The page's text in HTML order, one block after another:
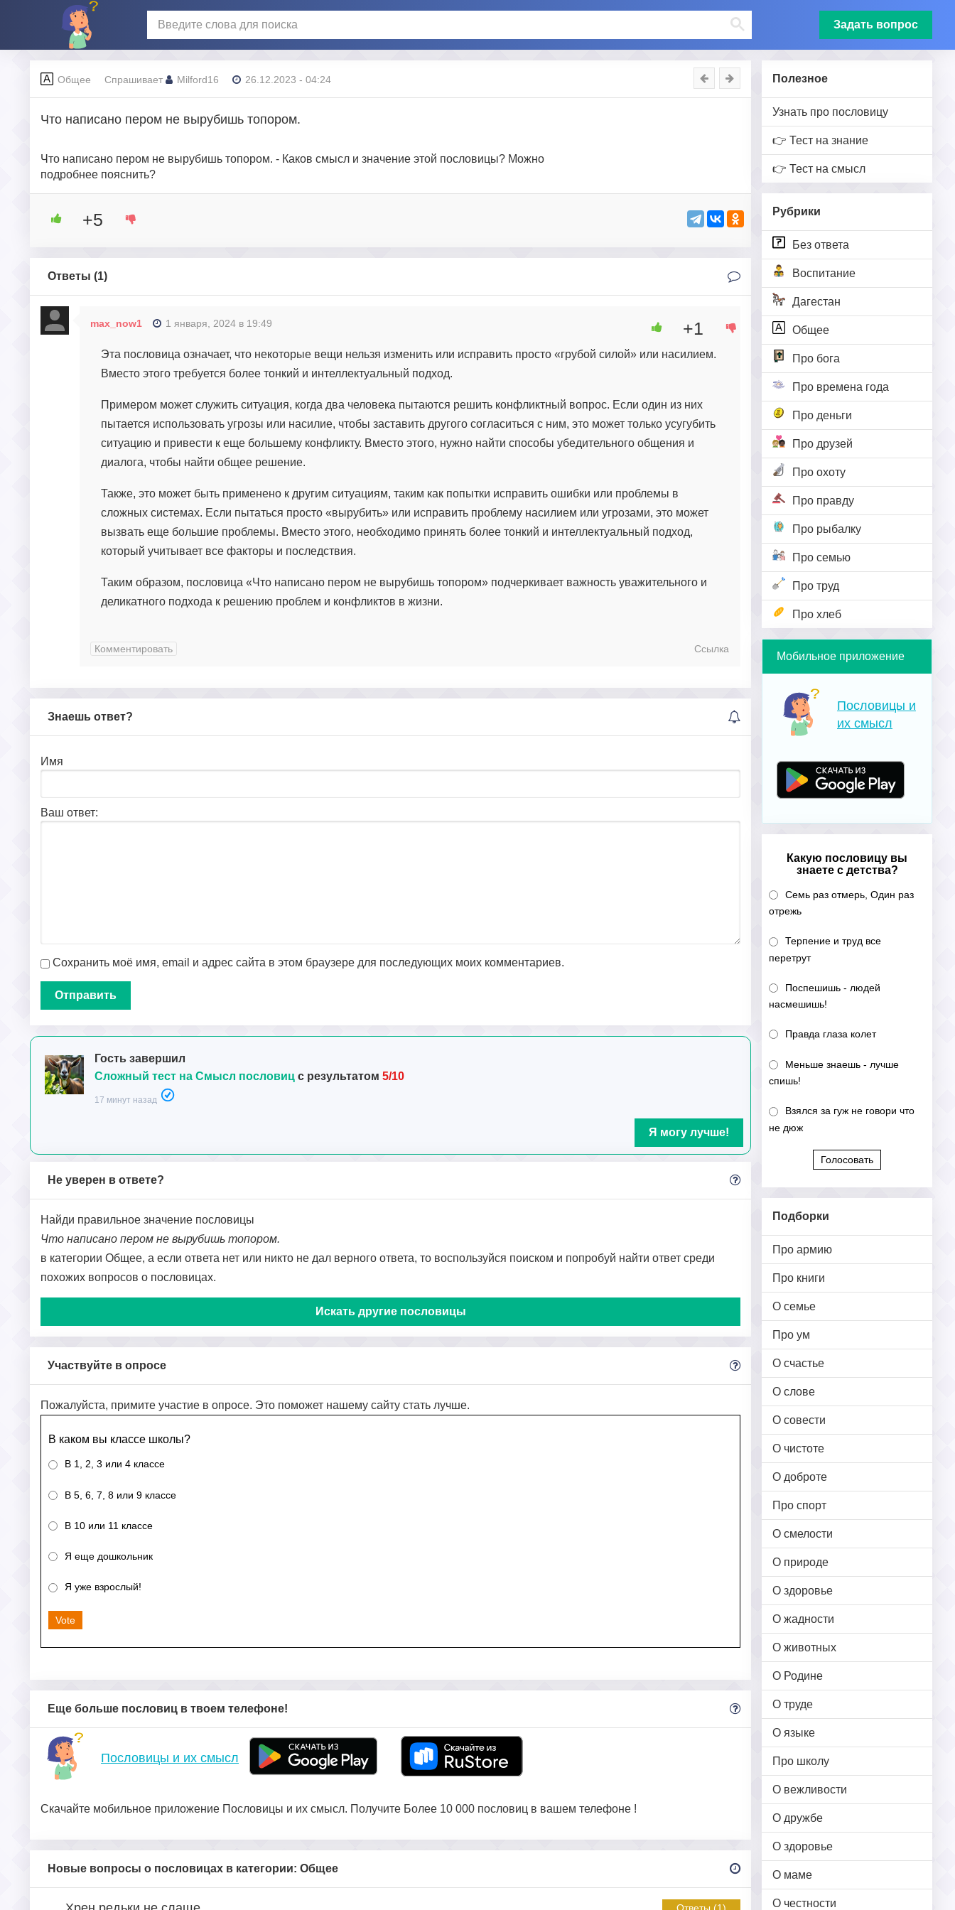
Задать вопрос
Полезное
Узнать про пословицу
👉 Тест на знание
👉 Тест на смысл
Рубрики
Без ответа
Воспитание
Дагестан
Общее
Про бога
Про времена года
Про деньги
Про друзей
Про охоту
Про правду
Про рыбалку
Про семью
Про труд
Про хлеб
Мобильное приложение
Пословицы и
их смысл
Какую пословицу вы
знаете с детства?
Семь раз отмерь, Один раз
отрежь
Терпение и труд все
перетрут
Поспешишь - людей
насмешишь!
Правда глаза колет
Меньше знаешь - лучше
спишь!
Взялся за гуж не говори что
не дюж
Голосовать
Подборки
Про армию
Про книги
О семье
Про ум
О счастье
О слове
О совести
О чистоте
О доброте
Про спорт
О смелости
О природе
О здоровье
О жадности
О животных
О Родине
О труде
О языке
Про школу
О вежливости
О дружбе
О здоровье
О маме
О честности
Общее Спрашивает Milford16 26.12.2023 - 04:24
Что написано пером не вырубишь топором.
Что написано пером не вырубишь топором. - Каков смысл и значение этой пословицы? Можно
подробнее пояснить?
+5
Ответы (1)
max_now1 1 января, 2024 в 19:49
Эта пословица означает, что некоторые вещи нельзя изменить или исправить просто «грубой силой» или насилием.
Вместо этого требуется более тонкий и интеллектуальный подход.
Примером может служить ситуация, когда два человека пытаются решить конфликтный вопрос. Если один из них
пытается использовать угрозы или насилие, чтобы заставить другого согласиться с ним, это может только усугубить
ситуацию и привести к еще большему конфликту. Вместо этого, нужно найти способы убедительного общения и
диалога, чтобы найти общее решение.
Также, это может быть применено к другим ситуациям, таким как попытки исправить ошибки или проблемы в
сложных системах. Если пытаться просто «вырубить» или исправить проблему насилием или угрозами, это может
вызвать еще большие проблемы. Вместо этого, необходимо принять более тонкий и интеллектуальный подход,
который учитывает все факторы и последствия.
Таким образом, пословица «Что написано пером не вырубишь топором» подчеркивает важность уважительного и
деликатного подхода к решению проблем и конфликтов в жизни.
+1
Комментировать Ссылка
Знаешь ответ?
Имя
Ваш ответ:
Сохранить моё имя, email и адрес сайта в этом браузере для последующих моих комментариев.
Гость завершил
Сложный тест на Смысл пословиц с результатом 5/10
17 минут назад
Я могу лучше!
Не уверен в ответе?
Найди правильное значение пословицы
Что написано пером не вырубишь топором.
в категории Общее, а если ответа нет или никто не дал верного ответа, то воспользуйся поиском и попробуй найти ответ среди
похожих вопросов о пословицах.
Искать другие пословицы
Участвуйте в опросе
Пожалуйста, примите участие в опросе. Это поможет нашему сайту стать лучше.
В каком вы классе школы?
В 1, 2, 3 или 4 классе
В 5, 6, 7, 8 или 9 классе
В 10 или 11 классе
Я еще дошкольник
Я уже взрослый!
Vote
Еще больше пословиц в твоем телефоне!
Пословицы и их смысл
Скачайте мобильное приложение Пословицы и их смысл. Получите Более 10 000 пословиц в вашем телефоне !
Новые вопросы о пословицах в категории: Общее
Ответы (1)